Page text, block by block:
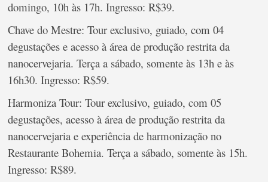
domingo, 10h às 17h. Ingresso: R$39.
Chave do Mestre: Tour exclusivo, guiado, com 04
degustações e acesso à área de produção restrita da
nanocervejaria. Terça a sábado, somente às 13h e às
16h30. Ingresso: R$59.
Harmoniza Tour: Tour exclusivo, guiado, com 05
degustações, acesso à área de produção restrita da
nanocervejaria e experiência de harmonização no
Restaurante Bohemia. Terça a sábado, somente às 15h.
Ingresso: R$89.